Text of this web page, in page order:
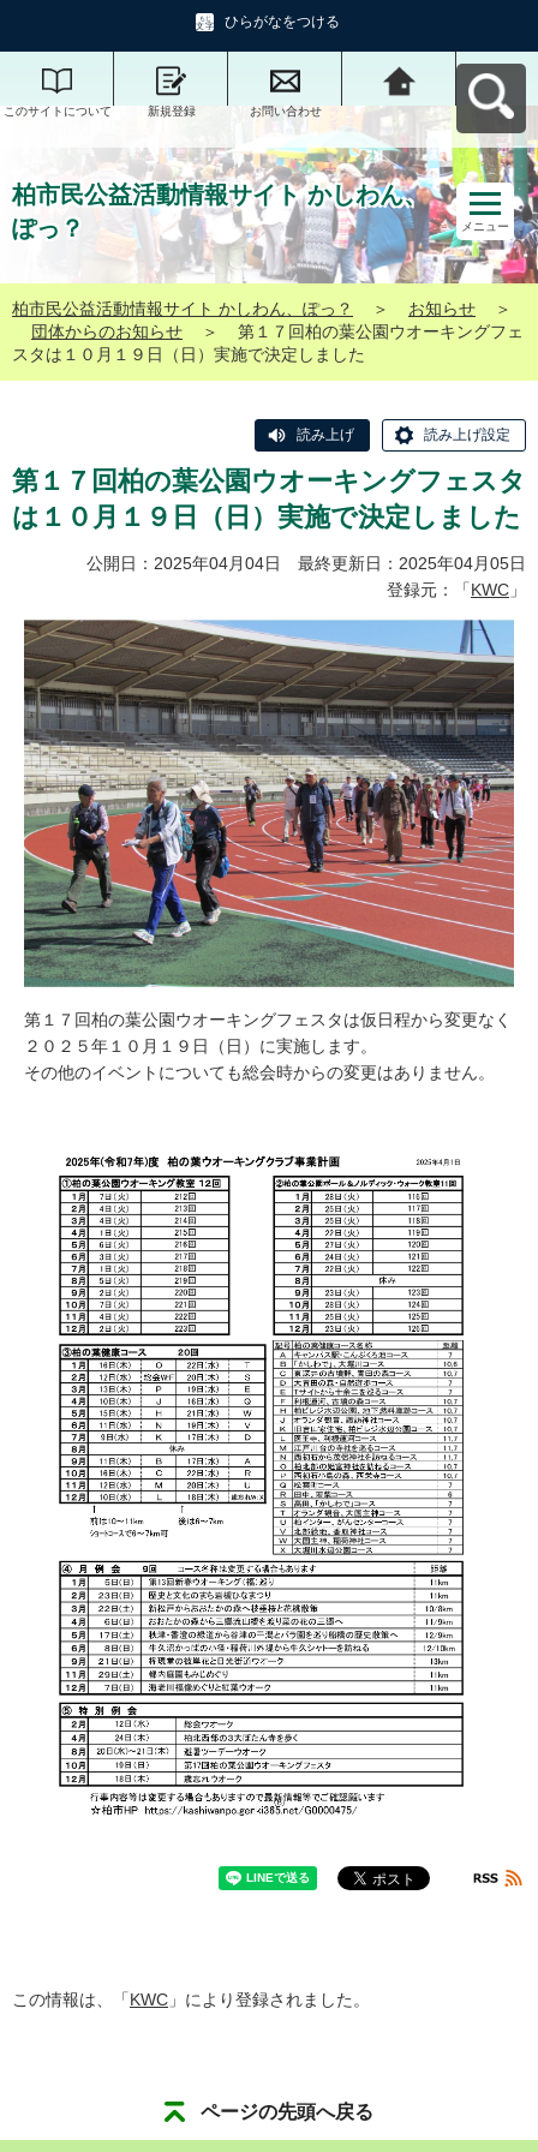
ひらがなをつける
このサイトについて 新規登録 お問い合わせ
柏市民公益活動情報
サイト かしわん、ぽ
っ？へ戻る
柏市民公益活動情報サイト かしわん、
ぽっ？
メニュー
柏市民公益活動情報サイト かしわん、ぽっ？ ＞ お知らせ
＞
団体からのお知らせ
＞
第１７回柏の葉公園ウオーキングフェ
スタは１０月１９日（日）実施で決定しました
読み上げ 読み上げ設定
第１７回柏の葉公園ウオーキングフェスタ
は１０月１９日（日）実施で決定しました
公開日：2025年04月04日 最終更新日：2025年04月05日
登録元：「KWC 」
第１７回柏の葉公園ウオーキングフェスタは仮日程から変更なく
２０２５年１０月１９日（日）に実施します。
その他のイベントについても総会時からの変更はありません。
この情報は、「KWC 」により登録されました。
ページの先頭へ戻る